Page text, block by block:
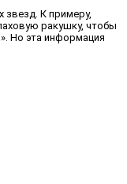
звезд. К примеру,
ракушку, чтобы
Но эта информация